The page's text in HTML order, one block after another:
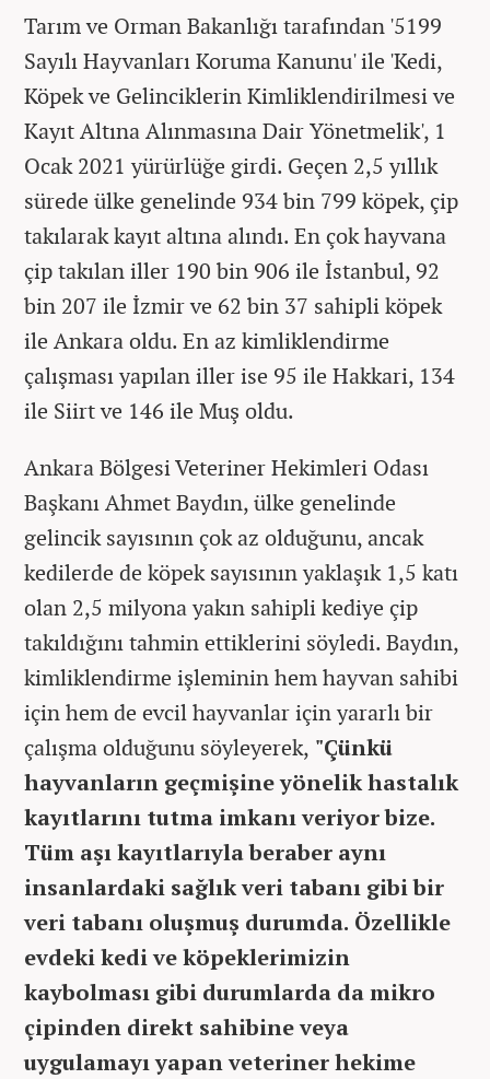
Tarım ve Orman Bakanlığı tarafından '5199
Sayılı Hayvanları Koruma Kanunu' ile 'Kedi,
Köpek ve Gelinciklerin Kimliklendirilmesi ve
Kayıt Altına Alınmasına Dair Yönetmelik', 1
Ocak 2021 yürürlüğe girdi. Geçen 2,5 yıllık
sürede ülke genelinde 934 bin 799 köpek, çip
takılarak kayıt altına alındı. En çok hayvana
çip takılan iller 190 bin 906 ile İstanbul, 92
bin 207 ile İzmir ve 62 bin 37 sahipli köpek
ile Ankara oldu. En az kimliklendirme
çalışması yapılan iller ise 95 ile Hakkari, 134
ile Siirt ve 146 ile Muş oldu.
Ankara Bölgesi Veteriner Hekimleri Odası
Başkanı Ahmet Baydın, ülke genelinde
gelincik sayısının çok az olduğunu, ancak
kedilerde de köpek sayısının yaklaşık 1,5 katı
olan 2,5 milyona yakın sahipli kediye çip
takıldığını tahmin ettiklerini söyledi. Baydın,
kimliklendirme işleminin hem hayvan sahibi
için hem de evcil hayvanlar için yararlı bir
çalışma olduğunu söyleyerek, "Çünkü
hayvanların geçmişine yönelik hastalık
kayıtlarını tutma imkanı veriyor bize.
Tüm aşı kayıtlarıyla beraber aynı
insanlardaki sağlık veri tabanı gibi bir
veri tabanı oluşmuş durumda. Özellikle
evdeki kedi ve köpeklerimizin
kaybolması gibi durumlarda da mikro
çipinden direkt sahibine veya
uygulamayı yapan veteriner hekime